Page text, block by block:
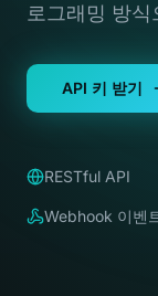
로그래밍 방
API 키 받기
RESTful API
Webhook 이벤